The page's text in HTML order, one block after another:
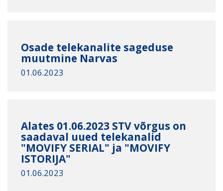
Osade telekanalite sageduse
muutmine Narvas
01.06.2023
Alates 01.06.2023 STV võrgus on
saadaval uued telekanalid
"MOVIFY SERIAL" ja "MOVIFY
ISTORIJA"
01.06.2023